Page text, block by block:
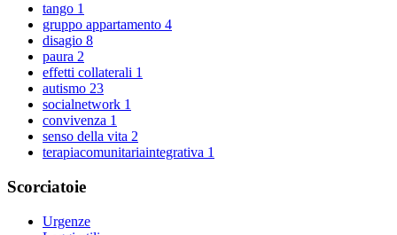
tango 1
gruppo appartamento 4
disagio 8
paura 2
effetti collaterali 1
autismo 23
socialnetwork 1
convivenza 1
senso della vita 2
terapiacomunitariaintegrativa 1
Scorciatoie
Urgenze